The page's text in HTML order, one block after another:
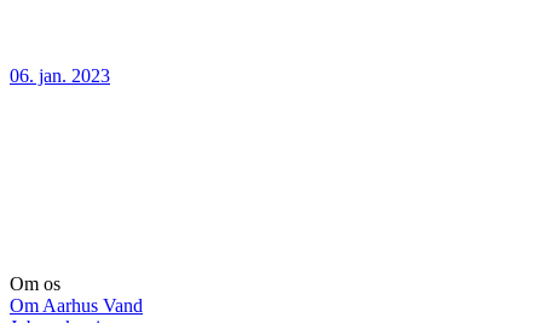
06. jan. 2023
Om os
Om Aarhus Vand